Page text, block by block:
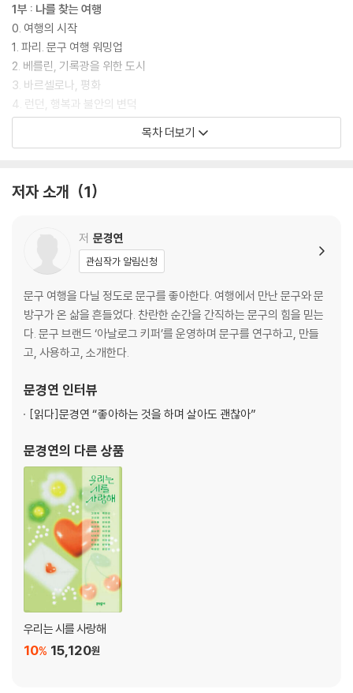
1부 : 나를 찾는 여행
0. 여행의 시작
1. 파리. 문구 여행 워밍업
2. 베를린, 기록광을 위한 도시
3. 바르셀로나, 평화
4. 런던, 행복과 불안의 변덕
5. 뉴욕, 나의 취향을 정의하다
2부 : 문구 여행은 계속됩니다
1. 도쿄, 취미는 문구입니다
2. 상하이, 문구란 무엇인가
epilogue_문구 여행을 떠나는 당신께
소개된 문방구 목록
목차 더보기
저자 소개 1
저 문경연
관심작가 알림신청
문구 여행을 다닐 정도로 문구를 좋아한다. 여행에서 만난 문구와 문
방구가 온 삶을 흔들었다. 찬란한 순간을 간직하는 문구의 힘을 믿는
다. 문구 브랜드 ‘아날로그 키퍼’를 운영하며 문구를 연구하고, 만들
고, 사용하고, 소개한다.
문경연 인터뷰
[읽다]문경연 “좋아하는 것을 하며 살아도 괜찮아”
문경연의 다른 상품
우리는 시를 사랑해
15,120원
10%